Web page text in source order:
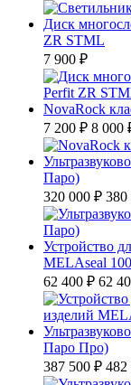
Диск
ZR STML
7 900 ₽
NovaRock
7 200 ₽ 8 000
Паро)
320 000 ₽ 380
Устройство
MELAseal
62 400 ₽ 62
Паро Про)
387 500 ₽ 482